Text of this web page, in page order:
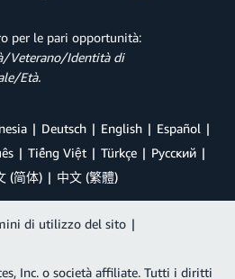
per le pari opportunità:
Veterano/Identità di
Età.
Deutsch English
Español
Tiếng Việt Türkçe
Ρусский
(简体) 中文 (繁體)
di utilizzo del sito |
Inc. o società affiliate. Tutti i diritti